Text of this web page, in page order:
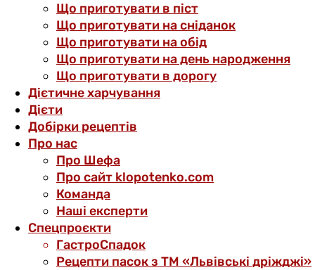
Що приготувати в піст
Що приготувати на сніданок
Що приготувати на обід
Що приготувати на день народження
Що приготувати в дорогу
Дієтичне харчування
Дієти
Добірки рецептів
Про нас
Про Шефа
Про сайт klopotenko.com
Команда
Наші експерти
Спецпроєкти
ГастроСпадок
Рецепти пасок з ТМ «Львівські дріжджі»